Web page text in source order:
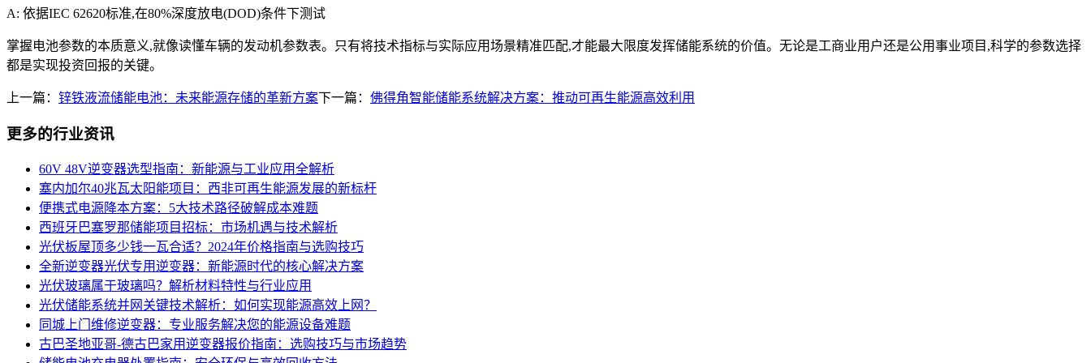
A: 依据IEC 62620标准,在80%深度放电(DOD)条件下测试
掌握电池参数的本质意义,就像读懂车辆的发动机参数表。只有将技术指标与实际应用场景精准匹配,才能最大限度发挥储能系统的价值。无论是工商业用户还是公用事业项目,科学的参数选择
都是实现投资回报的关键。
上一篇： 锌铁液流储能电池：未来能源存储的革新方案下一篇： 佛得角智能储能系统解决方案：推动可再生能源高效利用
更多的行业资讯
60V 48V逆变器选型指南：新能源与工业应用全解析
塞内加尔40兆瓦太阳能项目：西非可再生能源发展的新标杆
便携式电源降本方案：5大技术路径破解成本难题
西班牙巴塞罗那储能项目招标：市场机遇与技术解析
光伏板屋顶多少钱一瓦合适？2024年价格指南与选购技巧
全新逆变器光伏专用逆变器：新能源时代的核心解决方案
光伏玻璃属于玻璃吗？解析材料特性与行业应用
光伏储能系统并网关键技术解析：如何实现能源高效上网？
同城上门维修逆变器：专业服务解决您的能源设备难题
古巴圣地亚哥-德古巴家用逆变器报价指南：选购技巧与市场趋势